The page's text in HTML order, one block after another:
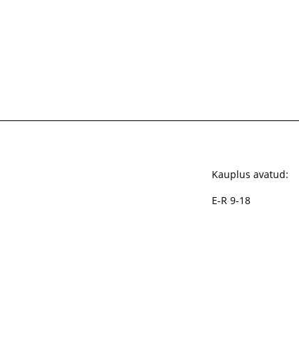
Kauplus avatud:
E-R 9-18